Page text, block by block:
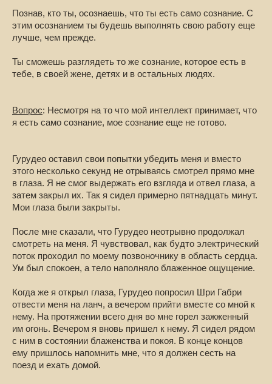
Познав, кто ты, осознаешь, что ты есть само сознание. С
этим осознанием ты будешь выполнять свою работу еще
лучше, чем прежде.
Ты сможешь разглядеть то же сознание, которое есть в
тебе, в своей жене, детях и в остальных людях.
Вопрос: Несмотря на то что мой интеллект принимает, что
я есть само сознание, мое сознание еще не готово.
Гурудео оставил свои попытки убедить меня и вместо
этого несколько секунд не отрываясь смотрел прямо мне
в глаза. Я не смог выдержать его взгляда и отвел глаза, а
затем закрыл их. Так я сидел примерно пятнадцать минут.
Мои глаза были закрыты.
После мне сказали, что Гурудео неотрывно продолжал
смотреть на меня. Я чувствовал, как будто электрический
поток проходил по моему позвоночнику в область сердца.
Ум был спокоен, а тело наполняло блаженное ощущение.
Когда же я открыл глаза, Гурудео попросил Шри Габри
отвести меня на ланч, а вечером прийти вместе со мной к
нему. На протяжении всего дня во мне горел зажженный
им огонь. Вечером я вновь пришел к нему. Я сидел рядом
с ним в состоянии блаженства и покоя. В конце концов
ему пришлось напомнить мне, что я должен сесть на
поезд и ехать домой.